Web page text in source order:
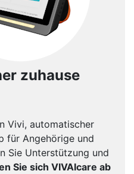
zuhause
Vivi, automatischer
für Angehörige und
Sie Unterstützung und
Sie sich VIVAIcare ab